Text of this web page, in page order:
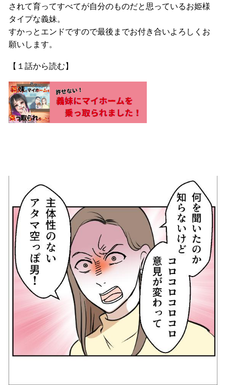
されて育ってすべてが自分のものだと思っているお姫様
タイプな義妹。
すかっとエンドですので最後までお付き合いよろしくお
願いします。
【１話から読む】